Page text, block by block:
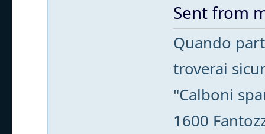
Sent from
Quando
troverai
"Calboni
1600